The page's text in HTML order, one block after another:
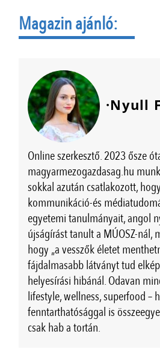
Magazin ajánló:
·Nyull
Online szerkesztő. 2023 ősze
magyarmezogazdasag.hu
sokkal azután csatlakozott,
kommunikáció-és
egyetemi tanulmányait, angol
újságírást tanult a MÚOSZ-nál,
hogy „a vesszők életet
fájdalmasabb látványt tud
helyesírási hibánál. Odavan
lifestyle, wellness, superfood –
fenntarthatósággal is
csak hab a tortán.